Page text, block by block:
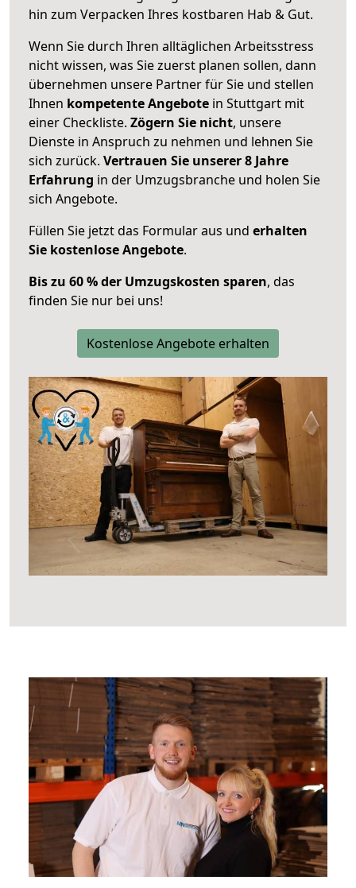
hin zum Verpacken Ihres kostbaren Hab & Gut.
Wenn Sie durch Ihren alltäglichen Arbeitsstress
nicht wissen, was Sie zuerst planen sollen, dann
übernehmen unsere Partner für Sie und stellen
Ihnen kompetente Angebote in Stuttgart mit
einer Checkliste. Zögern Sie nicht, unsere
Dienste in Anspruch zu nehmen und lehnen Sie
sich zurück. Vertrauen Sie unserer 8 Jahre
Erfahrung in der Umzugsbranche und holen Sie
sich Angebote.
Füllen Sie jetzt das Formular aus und erhalten
Sie kostenlose Angebote.
Bis zu 60 % der Umzugskosten sparen, das
finden Sie nur bei uns!
Kostenlose Angebote erhalten